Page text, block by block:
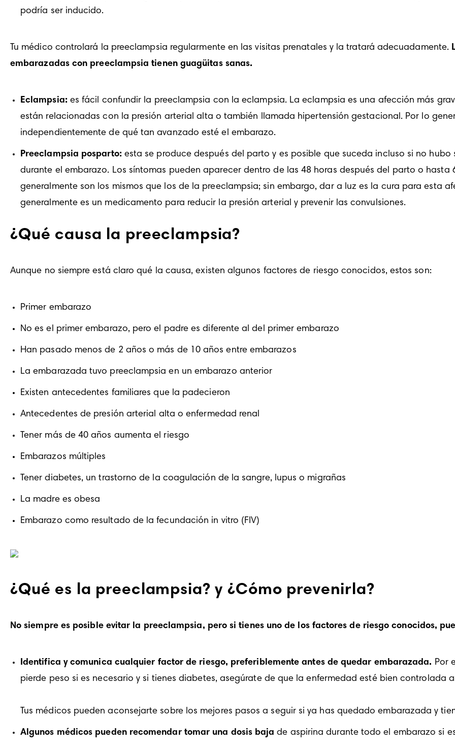
podría ser inducido.
Tu médico controlará la preeclampsia regularmente en las visitas prenatales y la tratará adecuadamente.
embarazadas con preeclampsia tienen guagüitas sanas.
Eclampsia: es fácil confundir la preeclampsia con la eclampsia. La eclampsia es una afección más
están relacionadas con la presión arterial alta o también llamada hipertensión gestacional . Por lo
independientemente de qué tan avanzado esté el embarazo.
Preeclampsia posparto: esta se produce después del parto y es posible que suceda incluso si no hubo
durante el embarazo. Los síntomas pueden aparecer dentro de las 48 horas después del parto o hasta
generalmente son los mismos que los de la preeclampsia; sin embargo, dar a luz es la cura para esta
generalmente es un medicamento para reducir la presión arterial y prevenir las convulsiones.
¿Qué causa la preeclampsia?
Aunque no siempre está claro qué la causa, existen algunos factores de riesgo conocidos, estos son:
Primer embarazo
No es el primer embarazo, pero el padre es diferente al del primer embarazo
Han pasado menos de 2 años o más de 10 años entre embarazos
La embarazada tuvo preeclampsia en un embarazo anterior
Existen antecedentes familiares que la padecieron
Antecedentes de presión arterial alta o enfermedad renal
Tener más de 40 años aumenta el riesgo
Embarazos múltiples
Tener diabetes, un trastorno de la coagulación de la sangre, lupus o migrañas
La madre es obesa
Embarazo como resultado de la fecundación in vitro (FIV)
¿Qué es la preeclampsia? y ¿Cómo prevenirla?
No siempre es posible evitar la preeclampsia, pero si tienes uno de los factores de riesgo conocidos,
Identifica y comunica cualquier factor de riesgo, preferiblemente antes de quedar embarazada. Por
pierde peso si es necesario y si tienes diabetes, asegúrate de que la enfermedad esté bien controlada
Algunos médicos pueden recomendar tomar una dosis baja de aspirina durante todo el embarazo si